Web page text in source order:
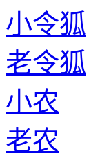
小令狐
老令狐
小农
老农